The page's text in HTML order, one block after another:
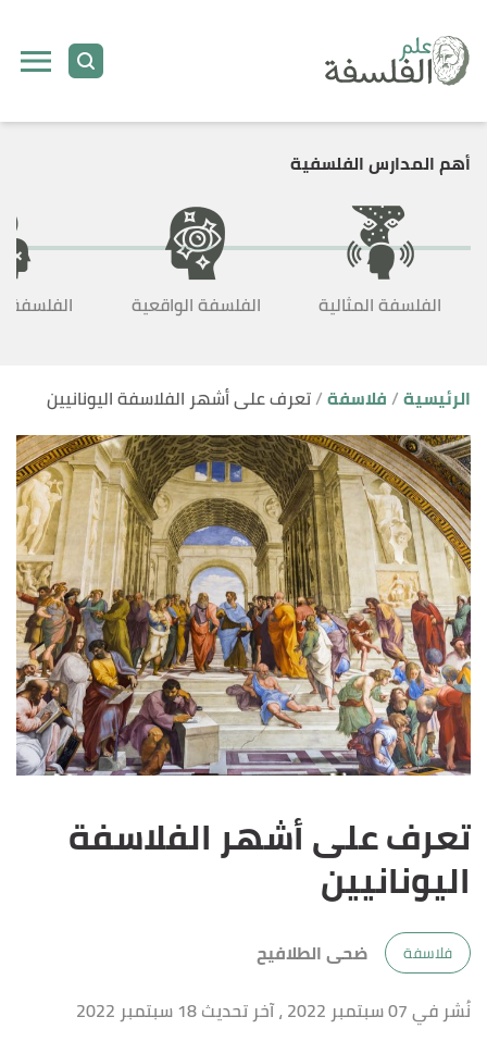
أهم المدارس الفلسفية
الفلسفة المثالية الفلسفة الواقعية الفلسفة
الرئيسية فلاسفة تعرف على أشهر الفلاسفة اليونانيين
تعرف على أشهر الفلاسفة
اليونانيين
فلاسفة
ضحى الطلافيح
نُشر في 07 سبتمبر 2022
، آخر تحديث 18 سبتمبر 2022